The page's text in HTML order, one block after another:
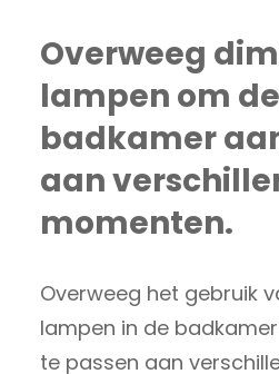
Overweeg
lampen om
badkamer
aan
momenten.
Overweeg het gebruik
lampen in de
te passen aan